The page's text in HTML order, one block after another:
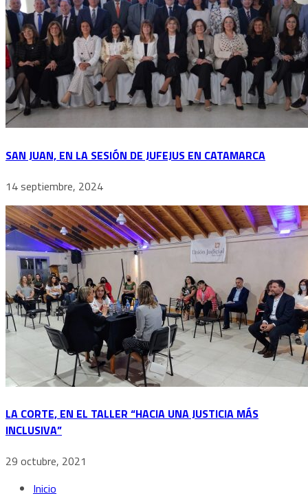
SAN JUAN, EN LA SESIÓN DE JUFEJUS EN CATAMARCA
14 septiembre, 2024
LA CORTE, EN EL TALLER “HACIA UNA JUSTICIA MÁS
INCLUSIVA”
29 octubre, 2021
Inicio